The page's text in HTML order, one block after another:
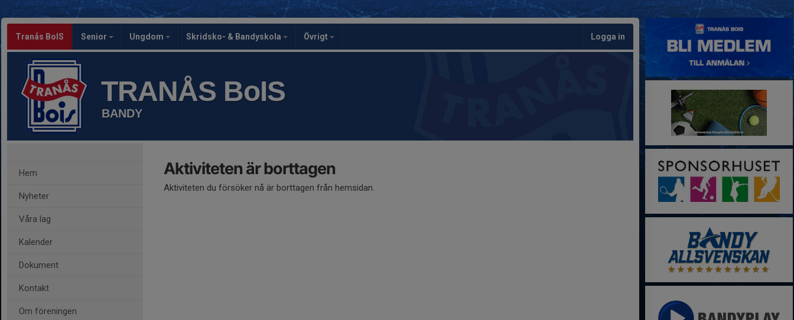
Tranås BoIS Senior Ungdom Skridsko- & Bandyskola Övrigt Logga in
TRANÅS BoIS
BANDY
Hem
Nyheter
Våra lag
Kalender
Dokument
Kontakt
Om föreningen
Aktiviteten är borttagen
Aktiviteten du försöker nå är borttagen från hemsidan.